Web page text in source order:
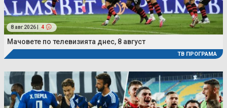
8 авг 2026 | 4
Мачовете по телевизията днес, 8 август
ТВ ПРОГРАМА